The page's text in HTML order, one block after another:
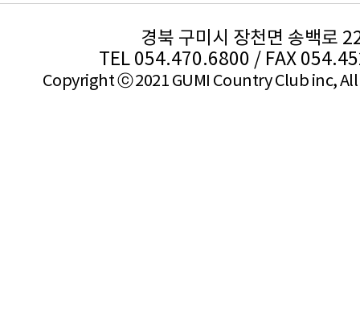
경북 구미시 장천면 송백로
TEL 054.470.6800 / FAX
Copyright ⓒ 2021 GUMI Country Club inc,